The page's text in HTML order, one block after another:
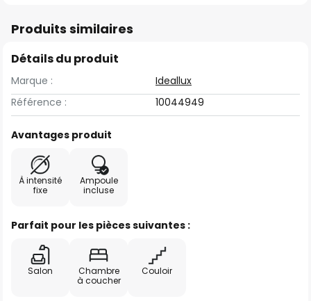
Produits similaires
Détails du produit
Marque :
Ideallux
Référence :
10044949
Avantages produit
À intensité
fixe
Ampoule
incluse
Parfait pour les pièces suivantes :
Salon
Chambre
à coucher
Couloir